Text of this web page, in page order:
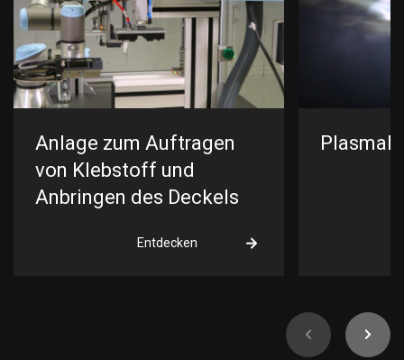
Anlage zum Auftragen
von Klebstoff und
Anbringen des Deckels
Entdecken